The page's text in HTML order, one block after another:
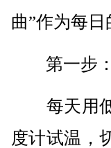
曲”作为每日
第一步：
每天用低
度计试温，